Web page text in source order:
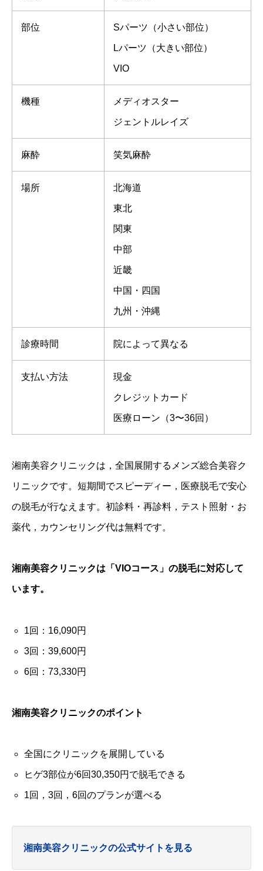
部位 Sパーツ（小さい部位）
Lパーツ（大きい部位）
VIO
機種 メディオスター
ジェントルレイズ
麻酔 笑気麻酔
場所 北海道
東北
関東
中部
近畿
中国・四国
九州・沖縄
診療時間 院によって異なる
支払い方法 現金
クレジットカード
医療ローン（3〜36回）
湘南美容クリニックは，全国展開するメンズ総合美容ク
リニックです。短期間でスピーディー，医療脱毛で安心
の脱毛が行なえます。初診料・再診料，テスト照射・お
薬代，カウンセリング代は無料です。
湘南美容クリニックは「VIOコース」の脱毛に対応して
います。
1回：16,090円
3回：39,600円
6回：73,330円
湘南美容クリニックのポイント
全国にクリニックを展開している
ヒゲ3部位が6回30,350円で脱毛できる
1回，3回，6回のプランが選べる
湘南美容クリニックの公式サイトを見る